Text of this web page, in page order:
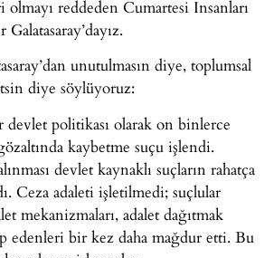
olmayı reddeden Cumartesi İnsanları
unutulmasın diye, toplumsal
diye söylüyoruz:
politikası olarak on binlerce
kaybetme suçu işlendi.
devlet kaynaklı suçların rahatça
Ceza adaleti işletilmedi; suçlular
mekanizmaları, adalet dağıtmak
edenleri bir kez daha mağdur etti. Bu